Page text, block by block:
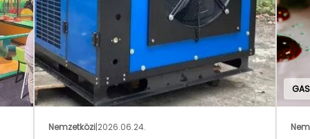
Nemzetközi|2026.06.24.